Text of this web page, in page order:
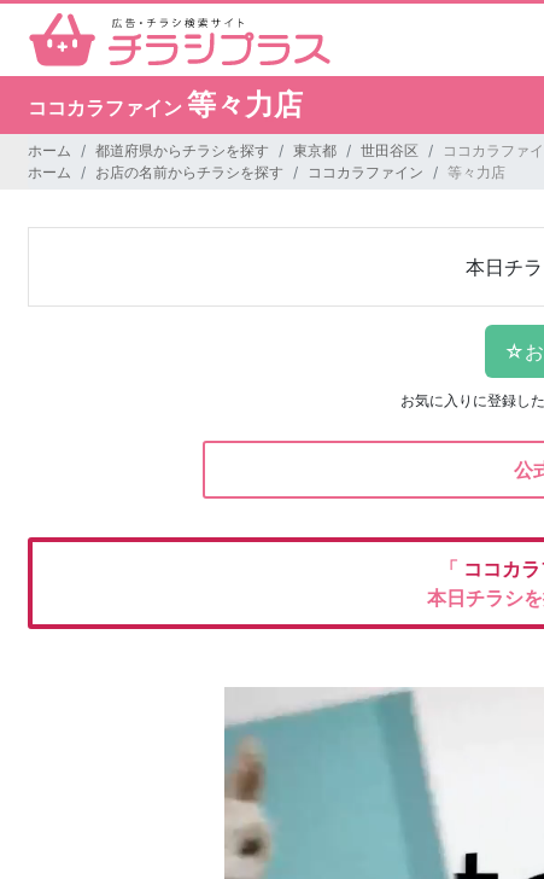
ココカラファイン 等々力店
ホーム 都道府県からチラシを探す 東京都 世田谷区
ココカラファ
ホーム
お店の名前からチラシを探す ココカラファイン 等々力店
本日チ
お気に入りに登録し
公
「 ココカ
本日チラシ